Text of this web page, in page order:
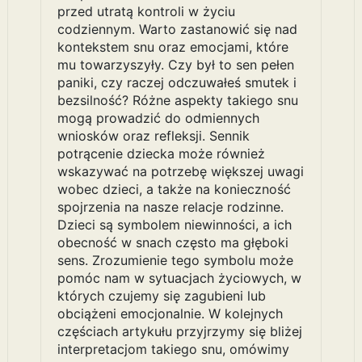
przed utratą kontroli w życiu
codziennym. Warto zastanowić się nad
kontekstem snu oraz emocjami, które
mu towarzyszyły. Czy był to sen pełen
paniki, czy raczej odczuwałeś smutek i
bezsilność? Różne aspekty takiego snu
mogą prowadzić do odmiennych
wniosków oraz refleksji. Sennik
potrącenie dziecka może również
wskazywać na potrzebę większej uwagi
wobec dzieci, a także na konieczność
spojrzenia na nasze relacje rodzinne.
Dzieci są symbolem niewinności, a ich
obecność w snach często ma głęboki
sens. Zrozumienie tego symbolu może
pomóc nam w sytuacjach życiowych, w
których czujemy się zagubieni lub
obciążeni emocjonalnie. W kolejnych
częściach artykułu przyjrzymy się bliżej
interpretacjom takiego snu, omówimy